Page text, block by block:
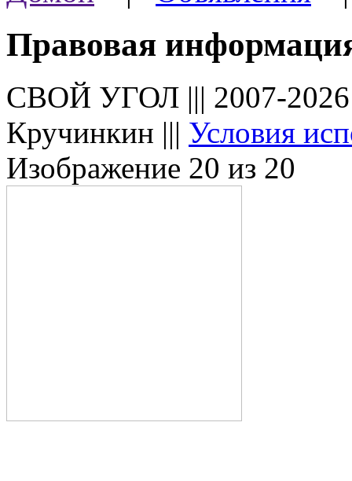
Правовая
СВОЙ УГОЛ ||| 2007-
Кручинкин ||| Условия
Изображение 20 из 20